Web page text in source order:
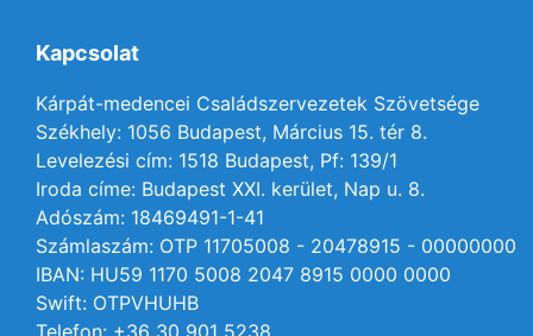
Kapcsolat
Kárpát-medencei Családszervezetek Szövetsége
Székhely: 1056 Budapest, Március 15. tér 8.
Levelezési cím: 1518 Budapest, Pf: 139/1
Iroda címe: Budapest XXI. kerület, Nap u. 8.
Adószám: 18469491-1-41
Számlaszám: OTP 11705008 - 20478915 - 00000000
IBAN: HU59 1170 5008 2047 8915 0000 0000
Swift: OTPVHUHB
Telefon: +36 30 901 5238